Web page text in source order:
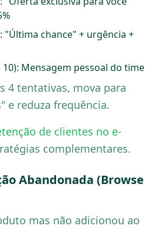
"Última chance" + urgência +
10): Mensagem pessoal do time
4 tentativas, mova para
e reduza frequência.
de clientes no e-
complementares.
Abandonada (Browse
mas não adicionou ao